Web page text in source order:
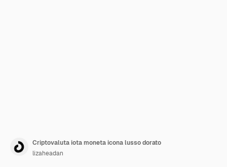
Criptovaluta iota moneta icona lusso dorato
lizaheadan